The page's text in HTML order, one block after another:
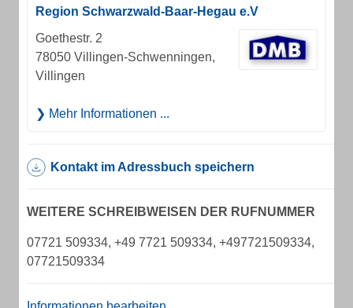
Region Schwarzwald-Baar-Hegau e.V
Goethestr. 2
78050 Villingen-Schwenningen,
Villingen
Mehr Informationen ...
Kontakt im Adressbuch speichern
WEITERE SCHREIBWEISEN DER RUFNUMMER
07721 509334, +49 7721 509334, +497721509334,
07721509334